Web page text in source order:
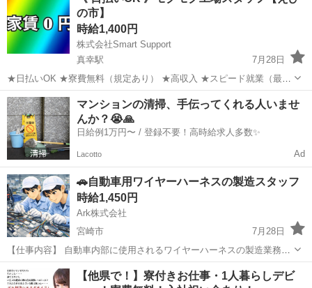
...
の市】
時給1,400円
株式会社Smart Support
真幸駅
7月28日
★日払いOK ★寮費無料（規定あり） ★高収入 ★スピード就業（最短
翌日） ■ お仕事例 ・半導体部品のマシンオペレーター ・自動車の組
立や部品の加工 ・電子部品の検査 ・化粧品の梱包や仕分け ...
宮崎 えびの市 工場 スタッフ
マンションの清掃、手伝ってくれる人いませ
んか？😭🙏
日給例1万円〜 / 登録不要！高時給求人多数✨
Lacotto Ad
🚗自動車用ワイヤーハーネスの製造スタッフ
時給1,450円
Ark株式会社
宮崎市
7月28日
【仕事内容】 自動車内部に使用されるワイヤーハーネスの製造業務で
す。 ・電線のカット加工 ・端子の圧着作業 ・配線の束ね作業 ・配線
ユニットの組立 ・完成品の導通検査 ・梱包、出荷準備 ライン作業が
宮崎 宮崎市 工場 ワイヤーハーネス
【他県で！】寮付きお仕事・1人暮らしデビ